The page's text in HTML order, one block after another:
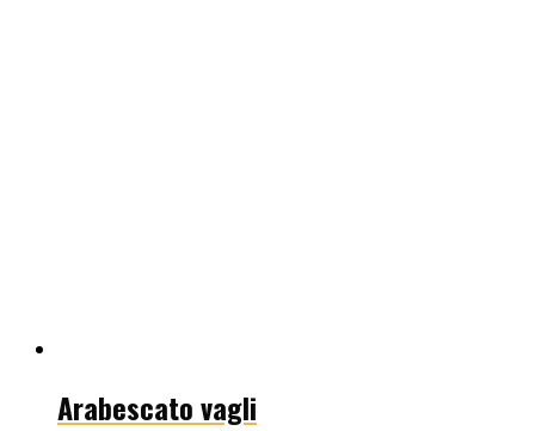
Arabescato vagli